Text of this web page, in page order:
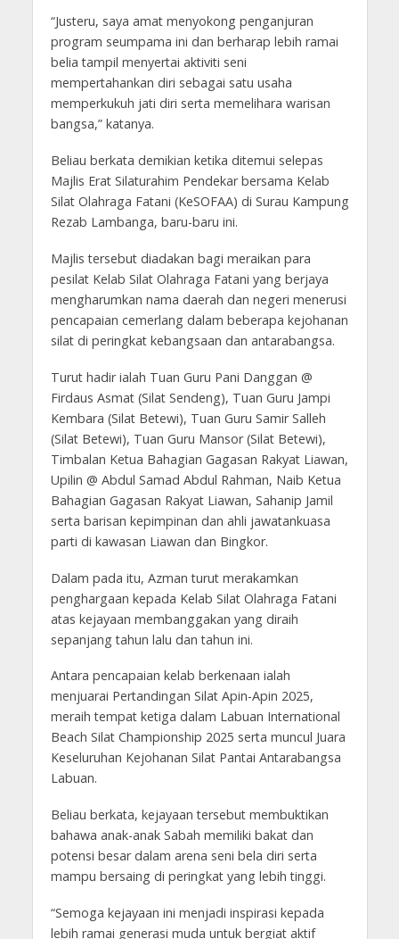
“Justeru, saya amat menyokong penganjuran
program seumpama ini dan berharap lebih ramai
belia tampil menyertai aktiviti seni
mempertahankan diri sebagai satu usaha
memperkukuh jati diri serta memelihara warisan
bangsa,” katanya.
Beliau berkata demikian ketika ditemui selepas
Majlis Erat Silaturahim Pendekar bersama Kelab
Silat Olahraga Fatani (KeSOFAA) di Surau Kampung
Rezab Lambanga, baru-baru ini.
Majlis tersebut diadakan bagi meraikan para
pesilat Kelab Silat Olahraga Fatani yang berjaya
mengharumkan nama daerah dan negeri menerusi
pencapaian cemerlang dalam beberapa kejohanan
silat di peringkat kebangsaan dan antarabangsa.
Turut hadir ialah Tuan Guru Pani Danggan @
Firdaus Asmat (Silat Sendeng), Tuan Guru Jampi
Kembara (Silat Betewi), Tuan Guru Samir Salleh
(Silat Betewi), Tuan Guru Mansor (Silat Betewi),
Timbalan Ketua Bahagian Gagasan Rakyat Liawan,
Upilin @ Abdul Samad Abdul Rahman, Naib Ketua
Bahagian Gagasan Rakyat Liawan, Sahanip Jamil
serta barisan kepimpinan dan ahli jawatankuasa
parti di kawasan Liawan dan Bingkor.
Dalam pada itu, Azman turut merakamkan
penghargaan kepada Kelab Silat Olahraga Fatani
atas kejayaan membanggakan yang diraih
sepanjang tahun lalu dan tahun ini.
Antara pencapaian kelab berkenaan ialah
menjuarai Pertandingan Silat Apin-Apin 2025,
meraih tempat ketiga dalam Labuan International
Beach Silat Championship 2025 serta muncul Juara
Keseluruhan Kejohanan Silat Pantai Antarabangsa
Labuan.
Beliau berkata, kejayaan tersebut membuktikan
bahawa anak-anak Sabah memiliki bakat dan
potensi besar dalam arena seni bela diri serta
mampu bersaing di peringkat yang lebih tinggi.
“Semoga kejayaan ini menjadi inspirasi kepada
lebih ramai generasi muda untuk bergiat aktif